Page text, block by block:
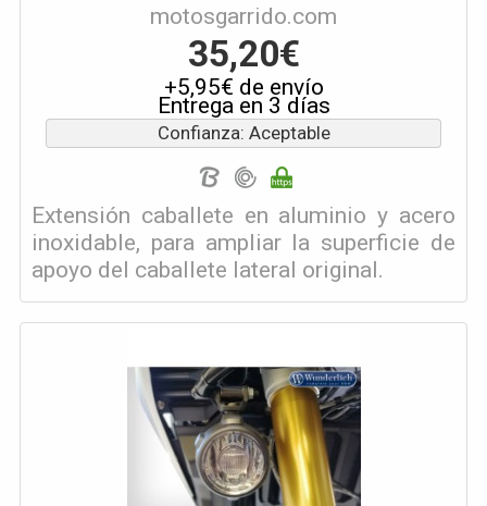
motosgarrido.com
35,20€
+5,95€ de envío
Entrega en 3 días
Confianza: Aceptable
Extensión caballete en aluminio y acero
inoxidable, para ampliar la superficie de
apoyo del caballete lateral original.